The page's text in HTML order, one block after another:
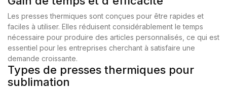
Les presses thermiques sont conçues pour être rapides et
faciles à utiliser. Elles réduisent considérablement le temps
nécessaire pour produire des articles personnalisés, ce qui est
essentiel pour les entreprises cherchant à satisfaire une
demande croissante.
Types de presses thermiques pour
sublimation